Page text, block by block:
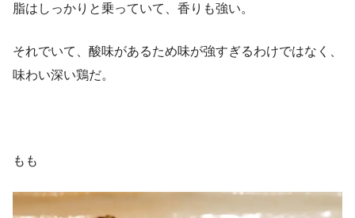
脂はしっかりと乗っていて、香りも強い。
それでいて、酸味があるため味が強すぎるわけではなく、
味わい深い鶏だ。
もも